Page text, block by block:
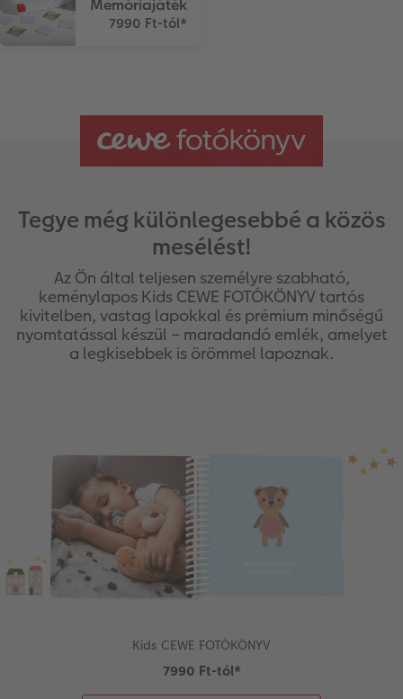
Matrica nyomtatás azonnal
Fotószalag
CEWE myPhotos
CEWE myPhotos
Memóriajáték
7990 Ft-tól*
Tegye még különlegesebbé a közös
mesélést!
Az Ön által teljesen személyre szabható,
keménylapos Kids CEWE FOTÓKÖNYV tartós
kivitelben, vastag lapokkal és prémium minőségű
nyomtatással készül – maradandó emlék, amelyet
a legkisebbek is örömmel lapoznak.
Kids CEWE FOTÓKÖNYV
7990 Ft-tól*